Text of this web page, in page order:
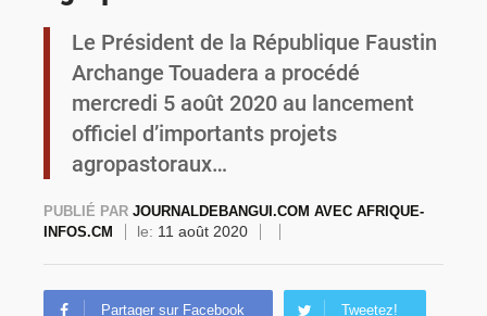
Commémoration du 4 août : Ibrahim Traoré appelle à une mobilisation totale pour la souveraineté nationale
Le Président de la République Faustin
Archange Touadera a procédé
mercredi 5 août 2020 au lancement
officiel d’importants projets
agropastoraux…
PUBLIÉ PAR JOURNALDEBANGUI.COM AVEC AFRIQUE-
INFOS.CM
le: 11 août 2020
Partager sur Facebook Tweetez!